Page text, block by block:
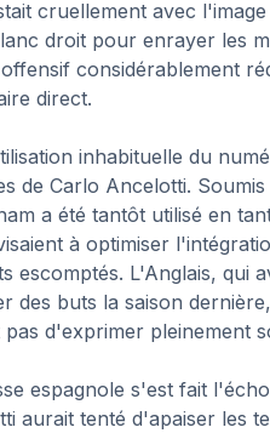
cruellement avec
droit pour enrayer les
considérablement
direct.
inhabituelle du
de Carlo Ancelotti.
a été tantôt utilisé en
à optimiser
escomptés. L'Anglais, qui
des buts la saison
pas d'exprimer pleinement
espagnole s'est fait
aurait tenté d'apaiser les